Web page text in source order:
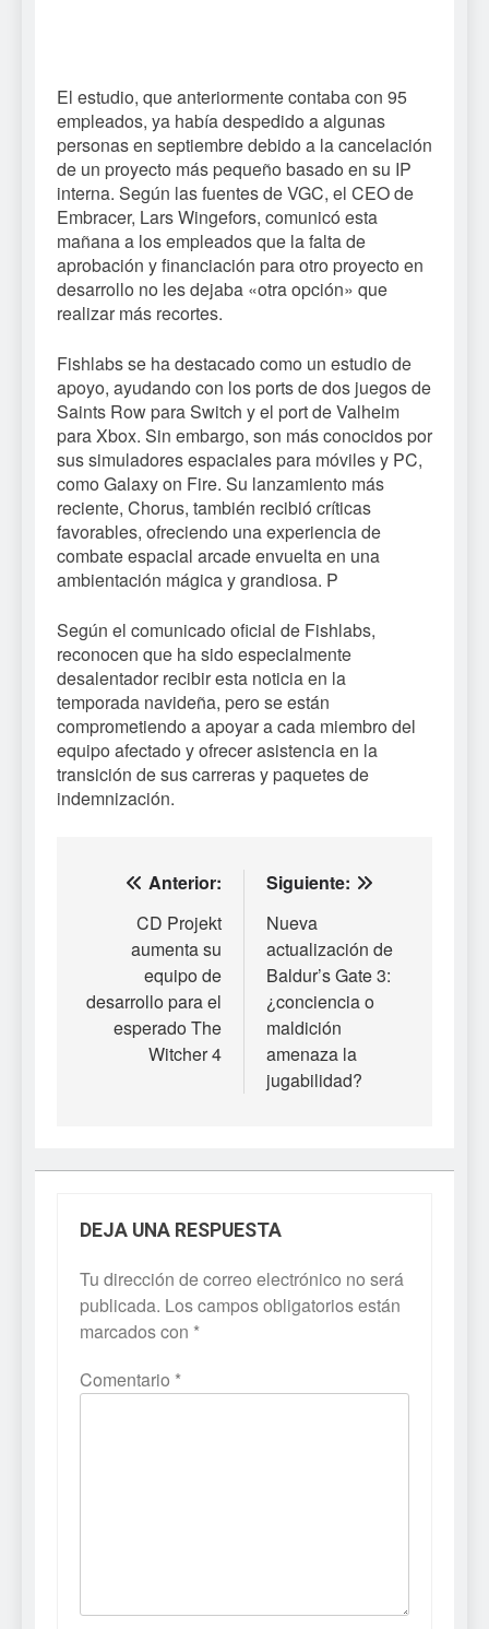
El estudio, que anteriormente contaba con 95
empleados, ya había despedido a algunas
personas en septiembre debido a la cancelación
de un proyecto más pequeño basado en su IP
interna. Según las fuentes de VGC, el CEO de
Embracer, Lars Wingefors, comunicó esta
mañana a los empleados que la falta de
aprobación y financiación para otro proyecto en
desarrollo no les dejaba «otra opción» que
realizar más recortes.
Fishlabs se ha destacado como un estudio de
apoyo, ayudando con los ports de dos juegos de
Saints Row para Switch y el port de Valheim
para Xbox. Sin embargo, son más conocidos por
sus simuladores espaciales para móviles y PC,
como Galaxy on Fire. Su lanzamiento más
reciente, Chorus, también recibió críticas
favorables, ofreciendo una experiencia de
combate espacial arcade envuelta en una
ambientación mágica y grandiosa. P
Según el comunicado oficial de Fishlabs,
reconocen que ha sido especialmente
desalentador recibir esta noticia en la
temporada navideña, pero se están
comprometiendo a apoyar a cada miembro del
equipo afectado y ofrecer asistencia en la
transición de sus carreras y paquetes de
indemnización.
Navegación
entradas
Anterior:
CD Projekt
aumenta su
equipo de
desarrollo para el
esperado The
Witcher 4
Siguiente:
Nueva
actualización de
Baldur’s Gate 3:
¿conciencia o
maldición
amenaza la
jugabilidad?
DEJA UNA RESPUESTA
Tu dirección de correo electrónico no será
publicada. Los campos obligatorios están
marcados con *
Comentario *